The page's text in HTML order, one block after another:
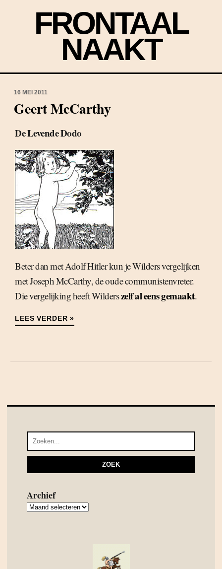
FRONTAAL
NAAKT
16 MEI 2011
Geert McCarthy
De Levende Dodo
Beter dan met Adolf Hitler kun je Wilders vergelijken
met Joseph McCarthy, de oude communistenvreter.
Die vergelijking heeft Wilderszelf al eens gemaakt.
LEES VERDER »
Archief
Archief